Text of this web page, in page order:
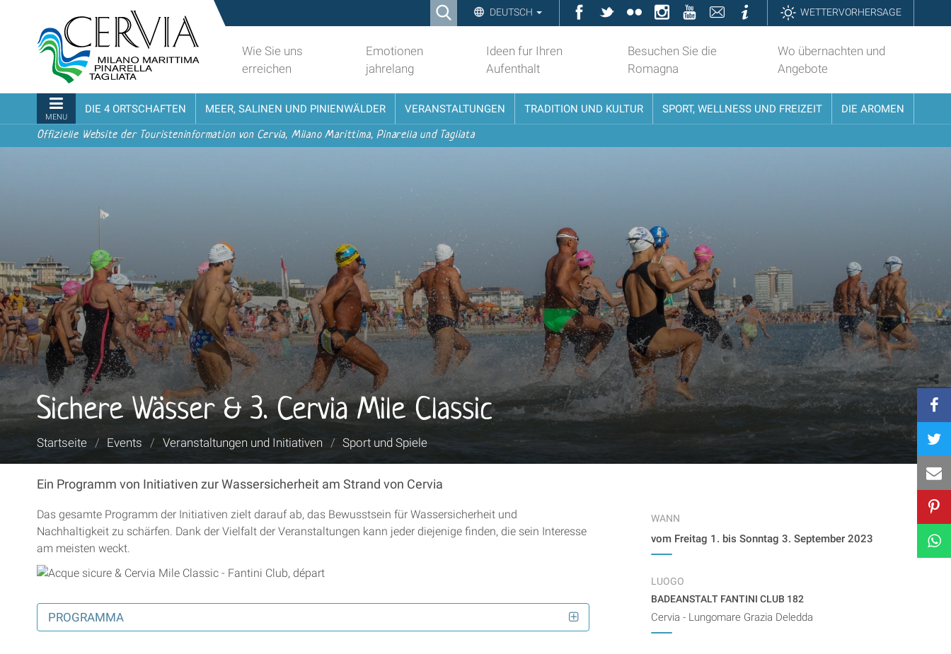
zur
Navigation
Ricerca DEUTSCH Facebook
TwitterFlickrInstagramYouTubeContattiInformazioniWETTERVORHERSAGE
turistico
ufficiale
Cervia,
Milano
Marittima,
Pinarella,
Tagliata
Wie Sie uns
erreichen
Emotionen
jahrelang
Ideen fur Ihren
Aufenthalt
Besuchen Sie die
Romagna
Wo übernachten und
Angebote
MENU
DIE 4 ORTSCHAFTEN MEER, SALINEN UND PINIENWÄLDER VERANSTALTUNGEN TRADITION UND KULTUR SPORT, WELLNESS UND FREIZEIT DIE AROMEN
Offizielle Website der Touristeninformation von Cervia, Milano Marittima, Pinarella und Tagliata
Sichere Wässer & 3. Cervia Mile Classic
Sie
Startseite / Events / Veranstaltungen und Initiativen / Sport und Spiele
Ein Programm von Initiativen zur Wassersicherheit am Strand von Cervia
Das gesamte Programm der Initiativen zielt darauf ab, das Bewusstsein für Wassersicherheit und
Nachhaltigkeit zu schärfen. Dank der Vielfalt der Veranstaltungen kann jeder diejenige finden, die sein Interesse
am meisten weckt.
PROGRAMMA
WANN
vom Freitag 1. bis Sonntag 3. September 2023
LUOGO
BADEANSTALT FANTINI CLUB 182
Cervia - Lungomare Grazia Deledda